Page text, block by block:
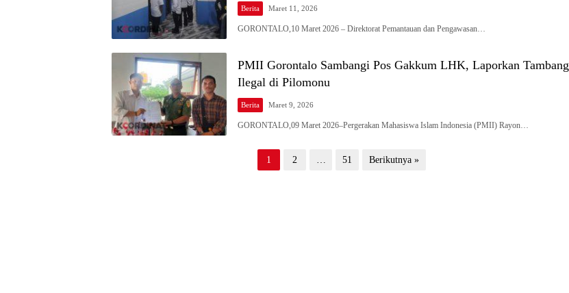
Berita Maret 11, 2026
GORONTALO,10 Maret 2026 – Direktorat Pemantauan dan Pengawasan…
PMII Gorontalo Sambangi Pos Gakkum LHK, Laporkan Tambang
Ilegal di Pilomonu
Berita Maret 9, 2026
GORONTALO,09 Maret 2026–Pergerakan Mahasiswa Islam Indonesia (PMII) Rayon…
1 2 … 51 Berikutnya »